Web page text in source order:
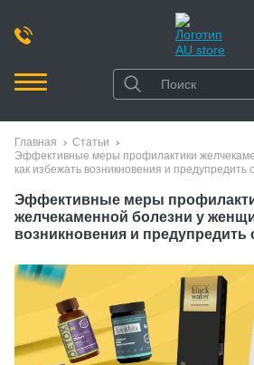
Главная
Статьи
Эффективные меры профилактики
как избежать возникновения и предупредить
Эффективные меры
желчекаменной болезни у
возникновения и предупредить